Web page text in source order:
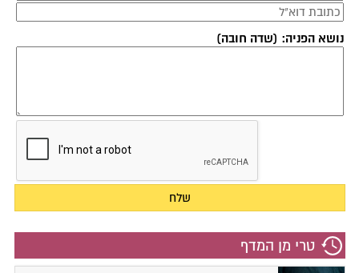
נושא הפניה: (שדה חובה)
טרי מן המדף